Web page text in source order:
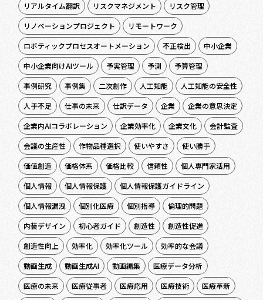
リアルタイム翻訳
リスクマネジメント
リスク管理
リノベーションプロジェクト
リモートワーク
ロボティックプロセスオートメーション
不正検出
中小企業
中小企業向けAIツール
予実管理 予測
予算管理
事例研究
事例集 二次創作 人工知能
人工知能の安全性
人手不足
仕事の未来 仕訳データ 企業
企業の意思決定
企業内AIコラボレーション
企業効率化 企業文化
会計監査
会議の生産性
作物品種選択 使いやすさ
使い勝手
価値創造
価格体系 価格比較 信頼性
個人専門家活用
個人情報
個人情報保護
個人情報保護ガイドライン
個人情報漏洩
個別化医療 個別指導
倫理的問題
内装デザイン
初心者ガイド 創造性
創造性促進
創造性向上
効率化 効率化ツール
効率的な会議
動画生成
動画生成AI 動画編集
医療データ分析
医療の未来
医療従事者 医療応用 医療技術
医療革新